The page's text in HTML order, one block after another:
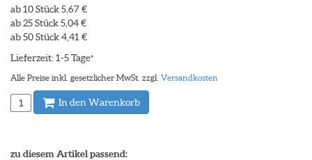
ab 10 Stück 5,67 €
ab 25 Stück 5,04 €
ab 50 Stück 4,41 €
Lieferzeit: 1-5 Tage*
Alle Preise inkl. gesetzlicher MwSt. zzgl. Versandkosten
In den Warenkorb
zu diesem Artikel passend: